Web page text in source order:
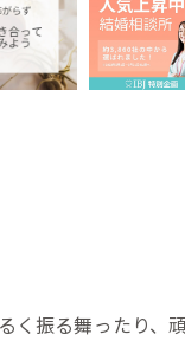
く振る舞ったり、